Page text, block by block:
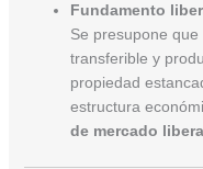
Fundamento
Se presupone
transferible y
propiedad
estructura
de mercado